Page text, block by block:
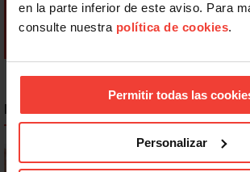
en la parte inferior de este aviso. Para
consulte nuestra política de cookies.
Permitir todas las
Personalizar
NOTICIAS MÁS LEÍDAS
Se actualizan las patologías para acceder a
anticipada por discapacidad